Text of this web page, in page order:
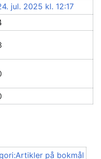
jul. 2025 kl. 12:17
på bokmål